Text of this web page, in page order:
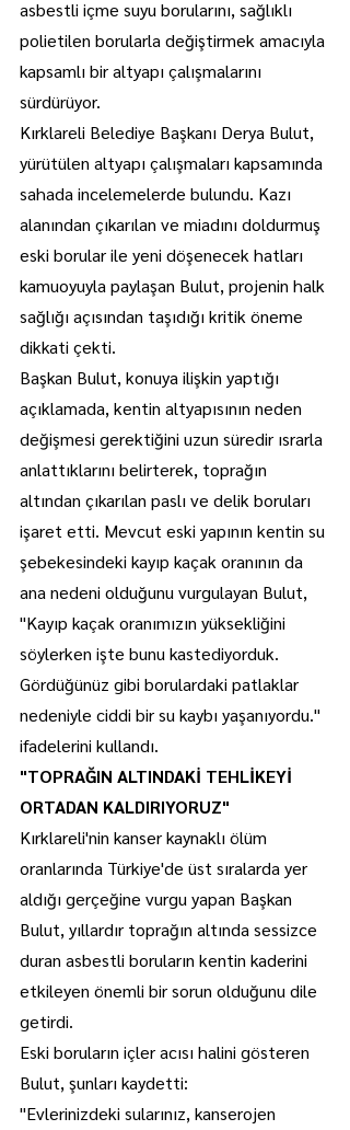
asbestli içme suyu borularını, sağlıklı
polietilen borularla değiştirmek amacıyla
kapsamlı bir altyapı çalışmalarını
sürdürüyor.
Kırklareli Belediye Başkanı Derya Bulut,
yürütülen altyapı çalışmaları kapsamında
sahada incelemelerde bulundu. Kazı
alanından çıkarılan ve miadını doldurmuş
eski borular ile yeni döşenecek hatları
kamuoyuyla paylaşan Bulut, projenin halk
sağlığı açısından taşıdığı kritik öneme
dikkati çekti.
Başkan Bulut, konuya ilişkin yaptığı
açıklamada, kentin altyapısının neden
değişmesi gerektiğini uzun süredir ısrarla
anlattıklarını belirterek, toprağın
altından çıkarılan paslı ve delik boruları
işaret etti. Mevcut eski yapının kentin su
şebekesindeki kayıp kaçak oranının da
ana nedeni olduğunu vurgulayan Bulut,
"Kayıp kaçak oranımızın yüksekliğini
söylerken işte bunu kastediyorduk.
Gördüğünüz gibi borulardaki patlaklar
nedeniyle ciddi bir su kaybı yaşanıyordu."
ifadelerini kullandı.
"TOPRAĞIN ALTINDAKİ TEHLİKEYİ
ORTADAN KALDIRIYORUZ"
Kırklareli'nin kanser kaynaklı ölüm
oranlarında Türkiye'de üst sıralarda yer
aldığı gerçeğine vurgu yapan Başkan
Bulut, yıllardır toprağın altında sessizce
duran asbestli boruların kentin kaderini
etkileyen önemli bir sorun olduğunu dile
getirdi.
Eski boruların içler acısı halini gösteren
Bulut, şunları kaydetti:
"Evlerinizdeki sularınız, kanserojen